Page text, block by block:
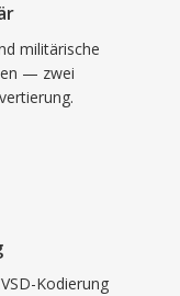
militärische
— zwei
Kodierung